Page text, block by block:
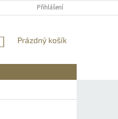
DOPRAVA A PLATBA
Přihlášení
NÁKUPNÍ
Prázdný košík